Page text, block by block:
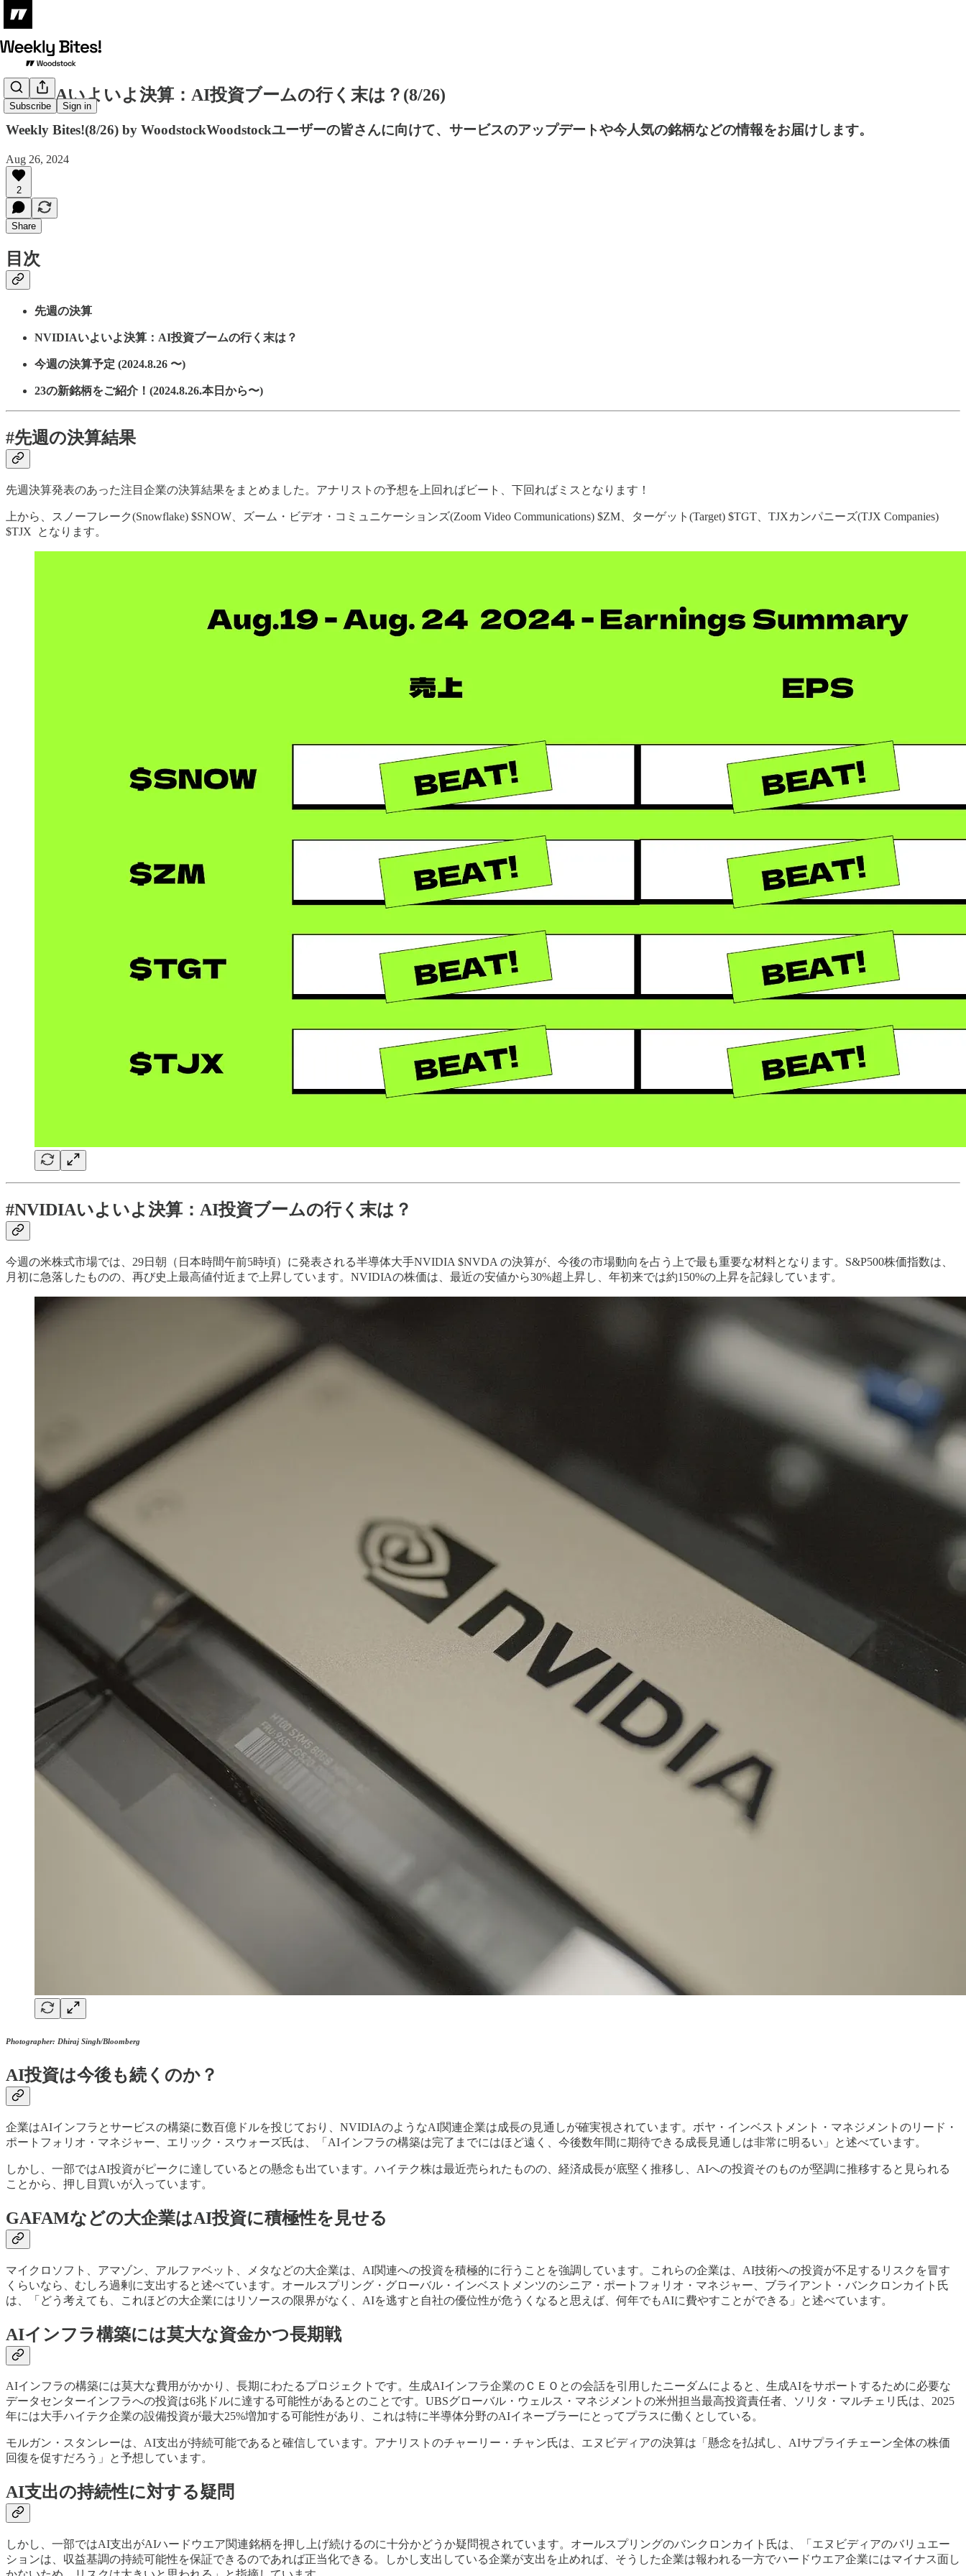
Subscribe Sign in
NVIDIAいよいよ決算：AI投資ブームの行く末は？(8/26)
Weekly Bites!(8/26) by WoodstockWoodstockユーザーの皆さんに向けて、サービスのアップデートや今人気の銘柄などの情報をお届けします。
Aug 26, 2024
2
Share
目次
先週の決算
NVIDIAいよいよ決算：AI投資ブームの行く末は？
今週の決算予定 (2024.8.26 〜)
23の新銘柄をご紹介！(2024.8.26.本日から〜)
#先週の決算結果
先週決算発表のあった注目企業の決算結果をまとめました。アナリストの予想を上回ればビート、下回ればミスとなります！
上から、スノーフレーク(Snowflake) $SNOW、ズーム・ビデオ・コミュニケーションズ(Zoom Video Communications) $ZM、ターゲット(Target) $TGT、TJXカンパニーズ(TJX Companies)
$TJX となります。
#NVIDIAいよいよ決算：AI投資ブームの行く末は？
今週の米株式市場では、29日朝（日本時間午前5時頃）に発表される半導体大手NVIDIA $NVDA の決算が、今後の市場動向を占う上で最も重要な材料となります。S&P500株価指数は、
月初に急落したものの、再び史上最高値付近まで上昇しています。NVIDIAの株価は、最近の安値から30%超上昇し、年初来では約150%の上昇を記録しています。
Photographer: Dhiraj Singh/Bloomberg
AI投資は今後も続くのか？
企業はAIインフラとサービスの構築に数百億ドルを投じており、NVIDIAのようなAI関連企業は成長の見通しが確実視されています。ボヤ・インベストメント・マネジメントのリード・
ポートフォリオ・マネジャー、エリック・スウォーズ氏は、「AIインフラの構築は完了までにはほど遠く、今後数年間に期待できる成長見通しは非常に明るい」と述べています。
しかし、一部ではAI投資がピークに達しているとの懸念も出ています。ハイテク株は最近売られたものの、経済成長が底堅く推移し、AIへの投資そのものが堅調に推移すると見られる
ことから、押し目買いが入っています。
GAFAMなどの大企業はAI投資に積極性を見せる
マイクロソフト、アマゾン、アルファベット、メタなどの大企業は、AI関連への投資を積極的に行うことを強調しています。これらの企業は、AI技術への投資が不足するリスクを冒す
くらいなら、むしろ過剰に支出すると述べています。オールスプリング・グローバル・インベストメンツのシニア・ポートフォリオ・マネジャー、ブライアント・バンクロンカイト氏
は、「どう考えても、これほどの大企業にはリソースの限界がなく、AIを逃すと自社の優位性が危うくなると思えば、何年でもAIに費やすことができる」と述べています。
AIインフラ構築には莫大な資金かつ長期戦
AIインフラの構築には莫大な費用がかかり、長期にわたるプロジェクトです。生成AIインフラ企業のＣＥＯとの会話を引用したニーダムによると、生成AIをサポートするために必要な
データセンターインフラへの投資は6兆ドルに達する可能性があるとのことです。UBSグローバル・ウェルス・マネジメントの米州担当最高投資責任者、ソリタ・マルチェリ氏は、2025
年には大手ハイテク企業の設備投資が最大25%増加する可能性があり、これは特に半導体分野のAIイネーブラーにとってプラスに働くとしている。
モルガン・スタンレーは、AI支出が持続可能であると確信しています。アナリストのチャーリー・チャン氏は、エヌビディアの決算は「懸念を払拭し、AIサプライチェーン全体の株価
回復を促すだろう」と予想しています。
AI支出の持続性に対する疑問
しかし、一部ではAI支出がAIハードウエア関連銘柄を押し上げ続けるのに十分かどうか疑問視されています。オールスプリングのバンクロンカイト氏は、「エヌビディアのバリュエー
ションは、収益基調の持続可能性を保証できるのであれば正当化できる。しかし支出している企業が支出を止めれば、そうした企業は報われる一方でハードウエア企業にはマイナス面し